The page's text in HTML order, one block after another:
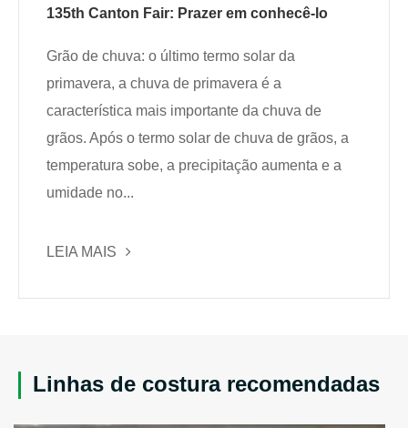
135th Canton Fair: Prazer em conhecê-lo
Grão de chuva: o último termo solar da
primavera, a chuva de primavera é a
característica mais importante da chuva de
grãos. Após o termo solar de chuva de grãos, a
temperatura sobe, a precipitação aumenta e a
umidade no...
LEIA MAIS
Linhas de costura recomendadas